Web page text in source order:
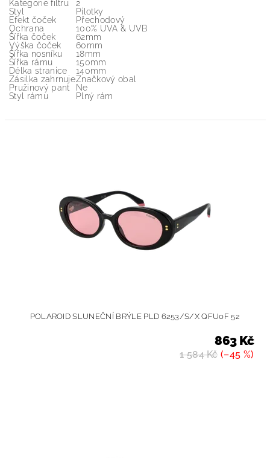
Kategorie filtru
2
Styl
Pilotky
Efekt čoček
Přechodový
Ochrana
100% UVA & UVB
Šířka čoček
62mm
Výška čoček
60mm
Šířka nosníku
18mm
Šířka rámu
150mm
Délka stranice
140mm
Zásilka zahrnujeZnačkový obal
Pružinový pant
Ne
Styl rámu
Plný rám
POLAROID SLUNEČNÍ BRÝLE PLD 6253/S/X QFU0F 52
1 584 Kč(–45 %)
863 Kč